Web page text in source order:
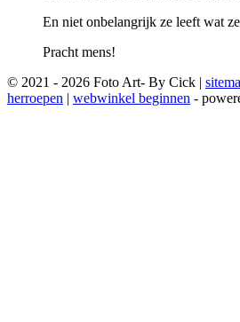
En niet onbelangrijk ze leeft wat
Pracht mens!
© 2021 - 2026 Foto Art- By Cick |
herroepen | webwinkel beginnen -